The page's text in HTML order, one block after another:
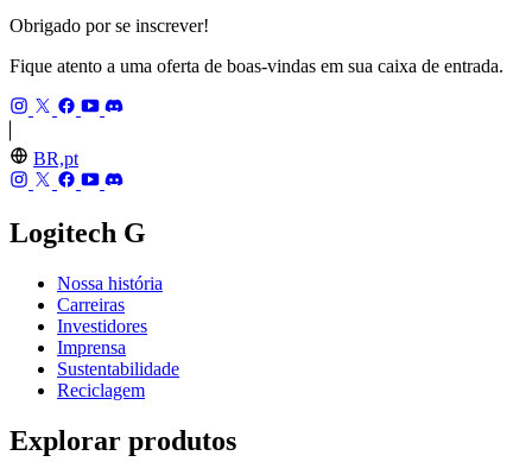
Obrigado por se inscrever!
Fique atento a uma oferta de boas-vindas em sua caixa de entrada.
BR,pt
Logitech G
Nossa história
Carreiras
Investidores
Imprensa
Sustentabilidade
Reciclagem
Explorar produtos